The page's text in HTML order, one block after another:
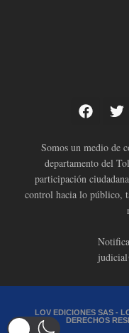
Somos un medio de
departamento del
participación
control hacia lo público,
LOV EDICIONES SAS -
DERECHOS